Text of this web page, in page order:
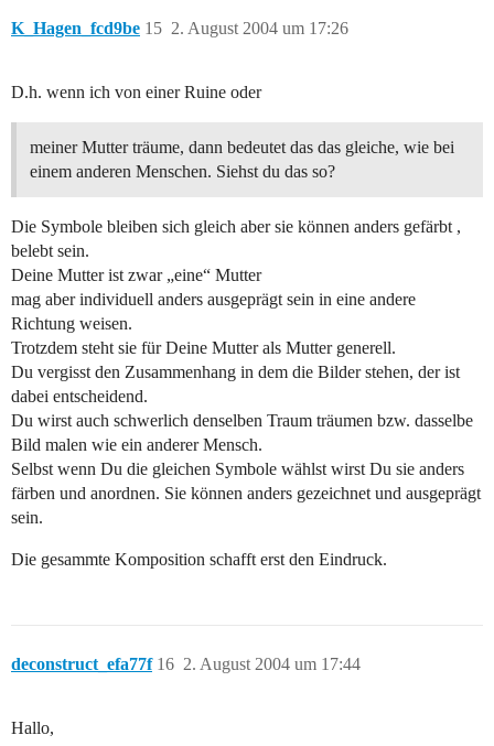
K_Hagen_fcd9be 2. August 2004 um 17:26
15
D.h. wenn ich von einer Ruine oder
meiner Mutter träume, dann bedeutet das das gleiche, wie bei
einem anderen Menschen. Siehst du das so?
Die Symbole bleiben sich gleich aber sie können anders gefärbt ,
belebt sein.
Deine Mutter ist zwar „eine“ Mutter
mag aber individuell anders ausgeprägt sein in eine andere
Richtung weisen.
Trotzdem steht sie für Deine Mutter als Mutter generell.
Du vergisst den Zusammenhang in dem die Bilder stehen, der ist
dabei entscheidend.
Du wirst auch schwerlich denselben Traum träumen bzw. dasselbe
Bild malen wie ein anderer Mensch.
Selbst wenn Du die gleichen Symbole wählst wirst Du sie anders
färben und anordnen. Sie können anders gezeichnet und ausgeprägt
sein.
Die gesammte Komposition schafft erst den Eindruck.
deconstruct_efa77f 2. August 2004 um 17:44
16
Hallo,